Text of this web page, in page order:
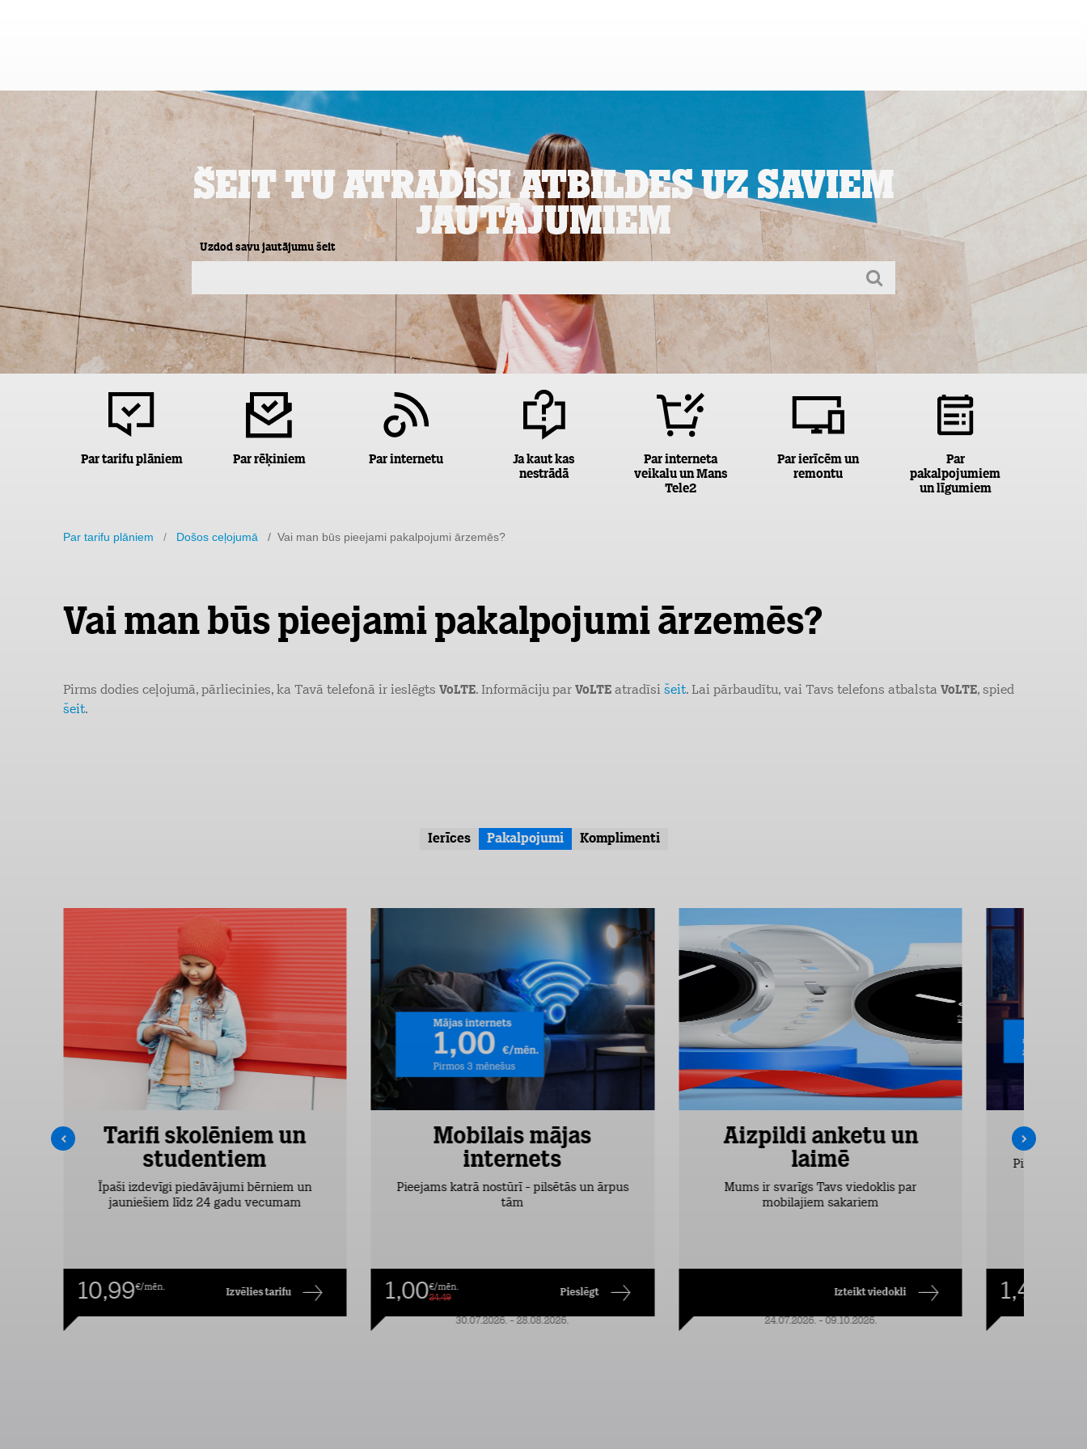
Šeit Tu atradīsi atbildes uz saviem
jautājumiem
Uzdod savu jautājumu šeit
Par tarifu plāniem Par rēķiniem Par internetu
Ja kaut kas
nestrādā
Par interneta
veikalu un Mans
Tele2
Par ierīcēm un
remontu
Par
pakalpojumiem
un līgumiem
Par tarifu plāniem / Došos ceļojumā / Vai man būs pieejami pakalpojumi ārzemēs?
Vai man būs pieejami pakalpojumi ārzemēs?
Pirms dodies ceļojumā, pārliecinies, ka Tavā telefonā ir ieslēgts VoLTE. Informāciju par VoLTE atradīsi šeit. Lai pārbaudītu, vai Tavs telefons atbalsta VoLTE, spied
šeit.
Ierīces Pakalpojumi Komplimenti
Tarifi skolēniem un
studentiem
Īpaši izdevīgi piedāvājumi bērniem un
jauniešiem līdz 24 gadu vecumam
10,99€/mēn. Izvēlies tarifu
Mobilais mājas
internets
Pieejams katrā nostūrī - pilsētās un ārpus
tām
1,00€/mēn.
24,49
Pieslēgt
30.07.2026. - 28.08.2026.
Aizpildi anketu un
laimē
Mums ir svarīgs Tavs viedoklis par
mobilajiem sakariem
Izteikt viedokli
24.07.2026. - 09.10.2026.
Pirmos 2
1,49